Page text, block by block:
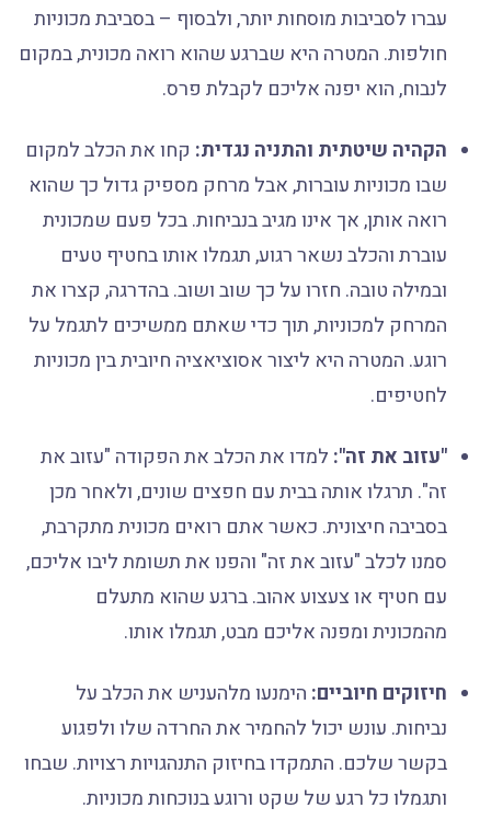
עברו לסביבות מוסחות יותר, ולבסוף – בסביבת מכוניות
חולפות. המטרה היא שברגע שהוא רואה מכונית, במקום
לנבוח, הוא יפנה אליכם לקבלת פרס.
הקהיה שיטתית והתניה נגדית:קחו את הכלב למקום
שבו מכוניות עוברות, אבל מרחק מספיק גדול כך שהוא
רואה אותן, אך אינו מגיב בנביחות. בכל פעם שמכונית
עוברת והכלב נשאר רגוע, תגמלו אותו בחטיף טעים
ובמילה טובה. חזרו על כך שוב ושוב. בהדרגה, קצרו את
המרחק למכוניות, תוך כדי שאתם ממשיכים לתגמל על
רוגע. המטרה היא ליצור אסוציאציה חיובית בין מכוניות
לחטיפים.
"עזוב את זה":למדו את הכלב את הפקודה "עזוב את
זה". תרגלו אותה בבית עם חפצים שונים, ולאחר מכן
בסביבה חיצונית. כאשר אתם רואים מכונית מתקרבת,
סמנו לכלב "עזוב את זה" והפנו את תשומת ליבו אליכם,
עם חטיף או צעצוע אהוב. ברגע שהוא מתעלם
מהמכונית ומפנה אליכם מבט, תגמלו אותו.
חיזוקים חיוביים:הימנעו מלהעניש את הכלב על
נביחות. עונש יכול להחמיר את החרדה שלו ולפגוע
בקשר שלכם. התמקדו בחיזוק התנהגויות רצויות. שבחו
ותגמלו כל רגע של שקט ורוגע בנוכחות מכוניות.